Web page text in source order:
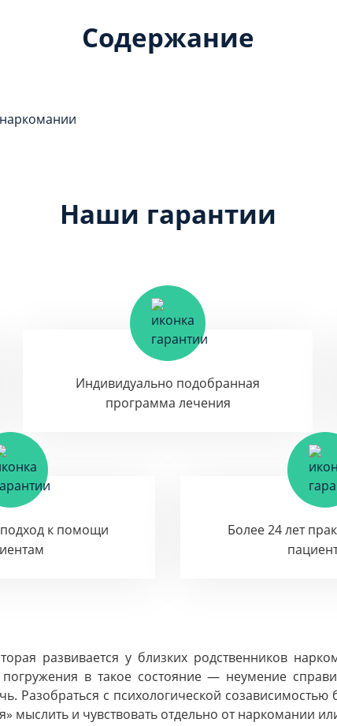
Содержание
Наши гарантии
Индивидуально подобранная
программа лечения
к помощи
Более 24 лет
развивается у близких родственников
в такое состояние — неумение
Разобраться с психологической
мыслить и чувствовать отдельно от наркомании